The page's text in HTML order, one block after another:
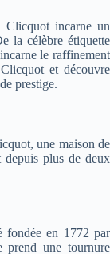
Clicquot incarne un
la célèbre étiquette
le raffinement
et découvre
prestige.
une maison de
depuis plus de deux
fondée en 1772 par
prend une tournure